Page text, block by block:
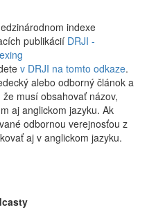
indexe
publikácií DRJI -
v DRJI na tomto odkaze.
alebo odborný článok a
musí obsahovať názov,
aj anglickom jazyku. Ak
odbornou verejnosťou z
aj v anglickom jazyku.